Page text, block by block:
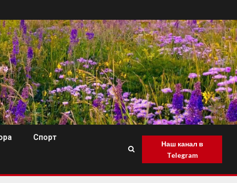
Спорт
Наш канал в
Telegram